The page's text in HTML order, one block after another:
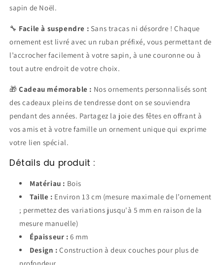
sapin de Noël.
🔧 Facile à suspendre : Sans tracas ni désordre ! Chaque
ornement est livré avec un ruban préfixé, vous permettant de
l’accrocher facilement à votre sapin, à une couronne ou à
tout autre endroit de votre choix.
🎁Cadeau mémorable : Nos ornements personnalisés sont
des cadeaux pleins de tendresse dont on se souviendra
pendant des années. Partagez la joie des fêtes en offrant à
vos amis et à votre famille un ornement unique qui exprime
votre lien spécial.
Détails du produit :
Matériau : Bois
Taille : Environ 13 cm (mesure maximale de l’ornement
; permettez des variations jusqu'à 5 mm en raison de la
mesure manuelle)
Épaisseur : 6 mm
Design : Construction à deux couches pour plus de